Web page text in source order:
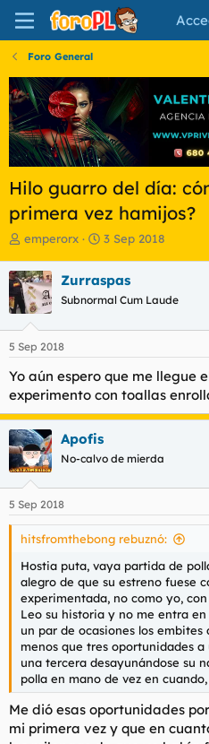
Foro General
Hilo guarro del día:
primera vez hamijos?
I
i
c
i
a
d
o
d
e
l
t
e
m
a
emperorx
F
h
a
e
i
c
i
3 Sep 2018
Zurraspas
Subnormal Cum Laude
5 Sep 2018
Yo aún espero que me llegue
experimento con toallas
Apofis
No-calvo de mierda
5 Sep 2018
hitsfromthebong rebuznó:
Hostia puta, vaya partida de
alegro de que su estreno fuese
experimentada, no como yo,
Leo su historia y no me entra
un par de ocasiones los
menos que tres oportunidades
una tercera desayunándose su
polla en mano de vez en
Me dió esas oportunidades
mi primera vez y que en